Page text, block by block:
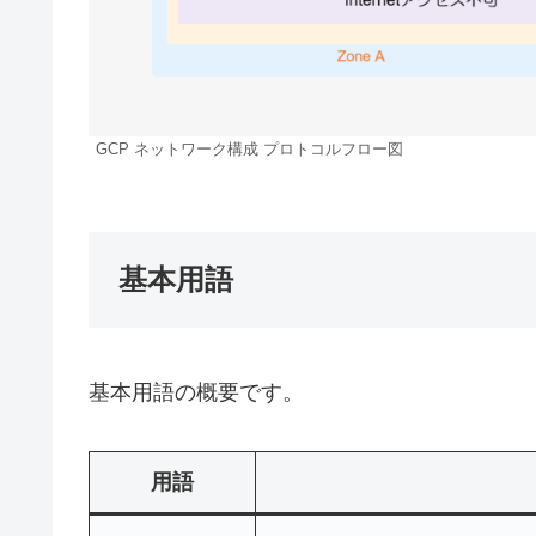
GCP ネットワーク構成 プロトコルフロー図
基本用語
基本用語の概要です。
用語